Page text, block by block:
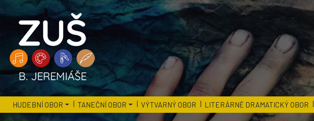
HUDEBNÍ OBOR TANEČNÍ OBOR VÝTVARNÝ OBOR LITERÁRNĚ DRAMATICKÝ OBOR